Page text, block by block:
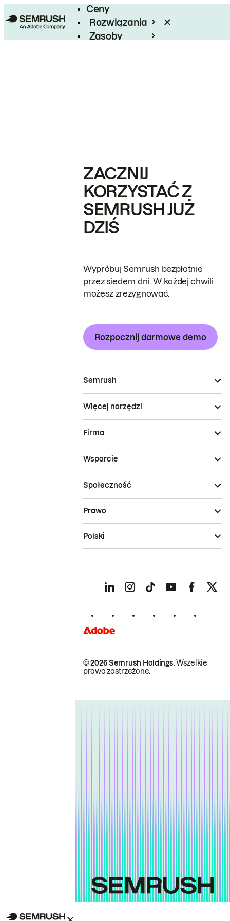
Ceny
Rozwiązania
Zasoby
ZACZNIJ
KORZYSTAĆ Z
SEMRUSH JUŻ
DZIŚ
Wypróbuj Semrush bezpłatnie
przez siedem dni. W każdej chwili
możesz zrezygnować.
Rozpocznij darmowe demo
Semrush
Więcej narzędzi
Firma
Wsparcie
Społeczność
© 2026 Semrush Holdings.Wszelkie
prawa zastrzeżone.
Prawo
Polski